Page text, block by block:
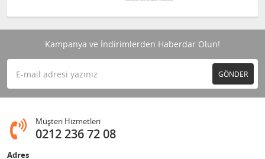
Kampanya ve İndirimlerden Haberdar Olun!
GÖNDER
Müşteri Hizmetleri
0212 236 72 08
Adres